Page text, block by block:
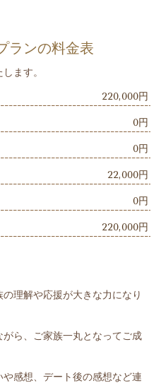
ランの料金表
ます。
220,000円
0円
0円
22,000円
0円
220,000円
理解や応援が大きな力になり
ら、ご家族一丸となってご成
感想、デート後の感想など連